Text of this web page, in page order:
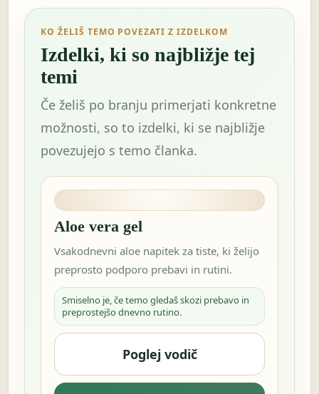
KO ŽELIŠ TEMO POVEZATI Z IZDELKOM
Izdelki, ki so najbližje tej
temi
Če želiš po branju primerjati konkretne
možnosti, so to izdelki, ki se najbližje
povezujejo s temo članka.
Aloe vera gel
Vsakodnevni aloe napitek za tiste, ki želijo
preprosto podporo prebavi in rutini.
Smiselno je, če temo gledaš skozi prebavo in
preprostejšo dnevno rutino.
Poglej vodič